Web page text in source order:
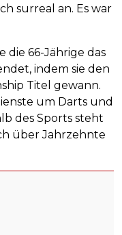
surreal an. Es war
die 66-Jährige das
indem sie den
Titel gewann.
um Darts und
des Sports steht
über Jahrzehnte